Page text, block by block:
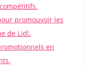
promouvoir les
de Lidl.
en